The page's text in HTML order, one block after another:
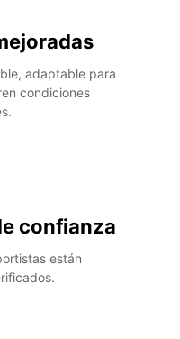
adaptable para
condiciones
confianza
están